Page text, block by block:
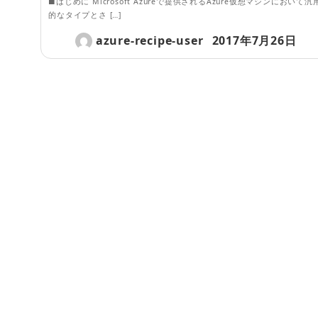
的なタイプとさ […]
azure-recipe-user 2017年7月26日